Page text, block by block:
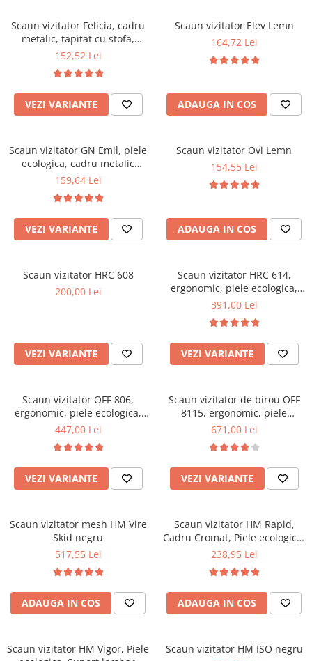
Saltele cu arcuri impachetate
individual
Saltele Memory Pocket
Saltele Memory Foam
Saltele Memory Pocket
Saltele cu plasa arcuri
Saltele cu spuma
Saltele cu spuma poliuretanica
Saltele Latex
Saltele 140x200
Saltele 180x200
Top saltele
Top saltele memory 5 cm
Top saltele MemoHR 6.5 cm
Saltele cu plasa de arcuri
Saltele cu spuma
Paturi
Seturi de pat si saltea
Masute de toaleta
Mobilier living
Scaune pentru living
Comode living
Set mese plus scaune
Mobilier birou
Scaune ergonomice
Etajere Birou
Birouri
Scaune pentru birou
Mobilier bucatarie
Mese bucatarie
Mobila bucatarie
Seturi mese si scaune bucatarie
Mobilier hol
Suporturi si rafturi pantofi
Portmantouri
Seturi mobilier hol
Stender haine
Suport pentru umerase
Cuiere
Mese gradinita
Scaune birou
Scaune profesionale
Scaune resigilate
Scaune conferinta
Scaune terasa si outdoor
Scaun vizitator Felicia, cadru
metalic, tapitat cu stofa,
stivuibil, 120 kg, gri/negru
152,52 Lei
VEZI VARIANTE
Scaun vizitator Elev Lemn
164,72 Lei
ADAUGA IN COS
Scaun vizitator GN Emil, piele
ecologica, cadru metalic
cromat, stivuibil, 100 kg
159,64 Lei
VEZI VARIANTE
Scaun vizitator Ovi Lemn
154,55 Lei
ADAUGA IN COS
Scaun vizitator HRC 608
200,00 Lei
VEZI VARIANTE
Scaun vizitator HRC 614,
ergonomic, piele ecologica,
cromat, brate tapitate, 120 kg
391,00 Lei
VEZI VARIANTE
Scaun vizitator OFF 806,
ergonomic, piele ecologica,
cadru cromat tip sanie, 110 kg
447,00 Lei
VEZI VARIANTE
Scaun vizitator de birou OFF
8115, ergonomic, piele
ecologica, cadru cromat tip
671,00 Lei
VEZI VARIANTE
Scaun vizitator mesh HM Vire
Skid negru
517,55 Lei
ADAUGA IN COS
Scaun vizitator HM Rapid,
Cadru Cromat, Piele ecologica,
83x43x58 cm, Sarcina max 120
238,95 Lei
ADAUGA IN COS
Scaun vizitator HM Vigor, Piele
Scaun vizitator HM ISO negru